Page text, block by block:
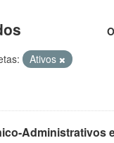
Ativos
Administrativos